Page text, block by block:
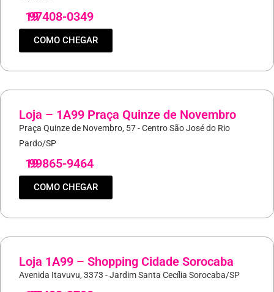
19
97408-0349
COMO CHEGAR
Loja – 1A99 Praça Quinze de Novembro
Praça Quinze de Novembro, 57 - Centro São José do Rio
Pardo/SP
19
99865-9464
COMO CHEGAR
Loja 1A99 – Shopping Cidade Sorocaba
Avenida Itavuvu, 3373 - Jardim Santa Cecília Sorocaba/SP